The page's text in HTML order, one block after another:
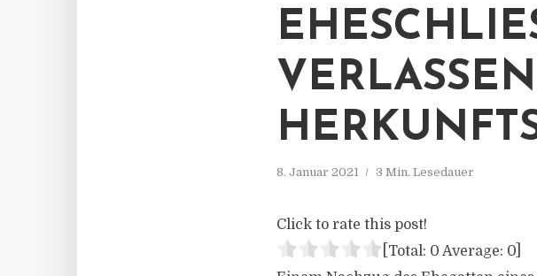
ERLASSEN
8. Januar 2021 3 Min. Lesedauer
Click to rate this post!
[Total: 0 Average: 0